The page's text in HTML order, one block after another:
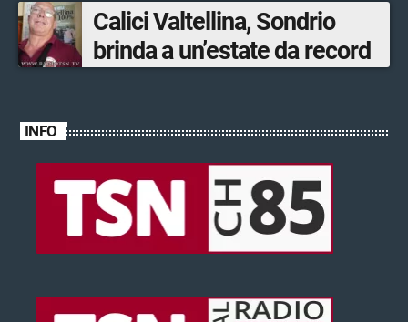
Calici Valtellina, Sondrio
brinda a un’estate da record
INFO